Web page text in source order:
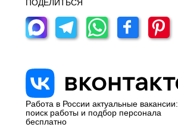
ПОДЕЛИТЬСЯ
Работа в России актуальные вакансии:
поиск работы и подбор персонала
бесплатно